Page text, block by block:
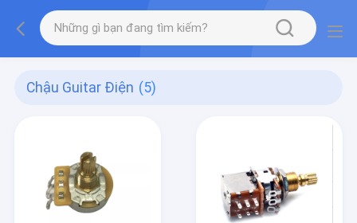
Chậu Guitar Điện (5)